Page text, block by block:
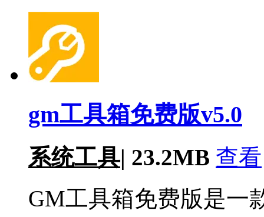
gm工具箱免费版v5.0
系统工具| 23.2MB 查看
GM工具箱免费版是一